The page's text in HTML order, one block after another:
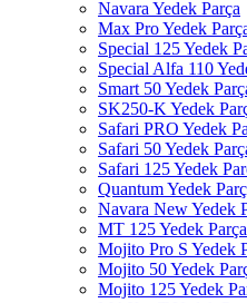
Navara Yedek Parça
Max Pro Yedek
Special 125 Yedek
Special Alfa 110
Smart 50 Yedek
SK250-K Yedek
Safari PRO Yedek
Safari 50 Yedek
Safari 125 Yedek
Quantum Yedek
Navara New Yedek
MT 125 Yedek Parça
Mojito Pro S Yedek
Mojito 50 Yedek
Mojito 125 Yedek